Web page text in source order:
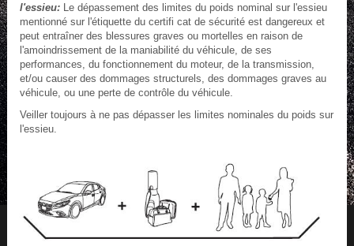
l'essieu:Le dépassement des limites du poids nominal sur l'essieu
mentionné sur l'étiquette du certifi cat de sécurité est dangereux et
peut entraîner des blessures graves ou mortelles en raison de
l'amoindrissement de la maniabilité du véhicule, de ses
performances, du fonctionnement du moteur, de la transmission,
et/ou causer des dommages structurels, des dommages graves au
véhicule, ou une perte de contrôle du véhicule.
Veiller toujours à ne pas dépasser les limites nominales du poids sur
l'essieu.